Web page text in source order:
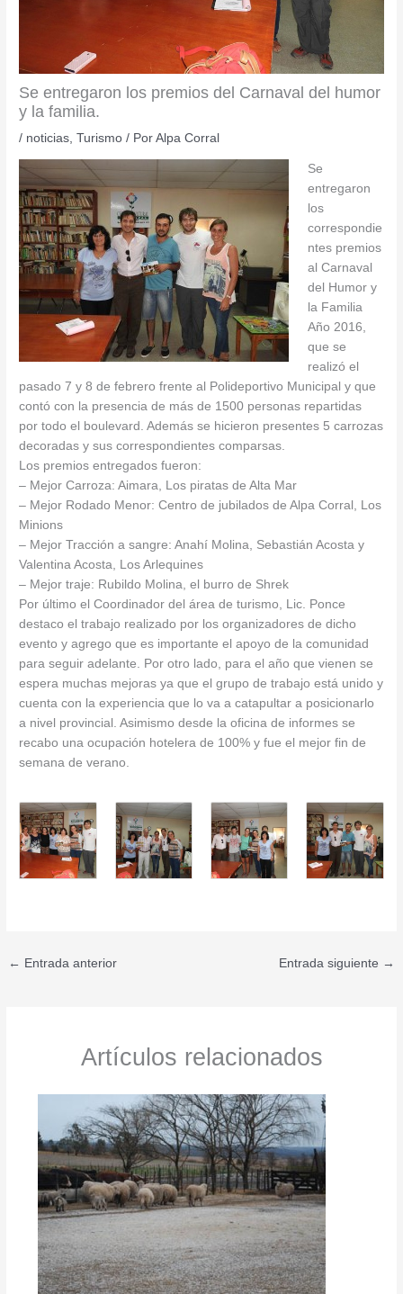
Se entregaron los premios del Carnaval del humor
y la familia.
/ noticias,Turismo / PorAlpa Corral
Se
entregaron
los
correspondie
ntes premios
al Carnaval
del Humor y
la Familia
Año 2016,
que se
realizó el
pasado 7 y 8 de febrero frente al Polideportivo Municipal y que
contó con la presencia de más de 1500 personas repartidas
por todo el boulevard. Además se hicieron presentes 5 carrozas
decoradas y sus correspondientes comparsas.
Los premios entregados fueron:
– Mejor Carroza: Aimara, Los piratas de Alta Mar
– Mejor Rodado Menor: Centro de jubilados de Alpa Corral, Los
Minions
– Mejor Tracción a sangre: Anahí Molina, Sebastián Acosta y
Valentina Acosta, Los Arlequines
– Mejor traje: Rubildo Molina, el burro de Shrek
Por último el Coordinador del área de turismo, Lic. Ponce
destaco el trabajo realizado por los organizadores de dicho
evento y agrego que es importante el apoyo de la comunidad
para seguir adelante. Por otro lado, para el año que vienen se
espera muchas mejoras ya que el grupo de trabajo está unido y
cuenta con la experiencia que lo va a catapultar a posicionarlo
a nivel provincial. Asimismo desde la oficina de informes se
recabo una ocupación hotelera de 100% y fue el mejor fin de
semana de verano.
← Entrada anterior Entrada siguiente →
Artículos relacionados